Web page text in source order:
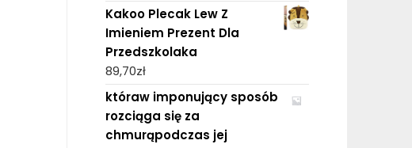
Kakoo Plecak Lew Z
Imieniem Prezent Dla
Przedszkolaka
89,70zł
któraw imponujący sposób
rozciąga się za
chmurąpodczas jej